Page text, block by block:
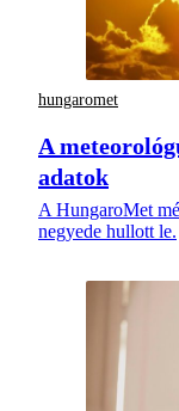
hungaromet
A
adatok
A HungaroMet
negyede hullott le.